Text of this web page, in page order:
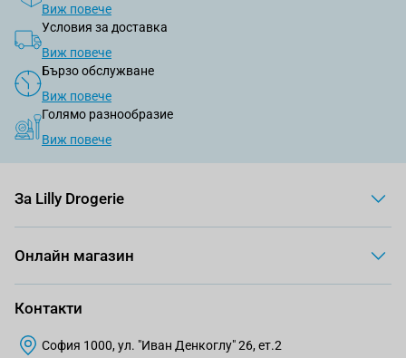
Виж повече
Условия за доставка
Виж повече
Бързо обслужване
Виж повече
Голямо разнообразие
Виж повече
За Lilly Drogerie
Онлайн магазин
Контакти
София 1000, ул. "Иван Денкоглу" 26, ет.2